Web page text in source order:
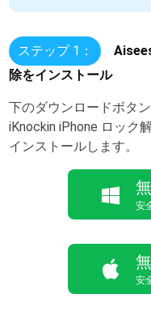
ステップ 1：
除をインストール
下のダウンロードボタ
iKnockin iPhone ロック
インストールします。
安
安